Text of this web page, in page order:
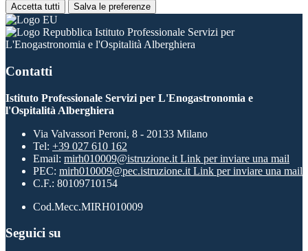
Accetta tutti Salva le preferenze
Istituto Professionale Servizi per
L'Enogastronomia e l'Ospitalità Alberghiera
Contatti
Istituto Professionale Servizi per L'Enogastronomia e
l'Ospitalità Alberghiera
Via Valvassori Peroni, 8 - 20133 Milano
Tel: +39 027 610 162
Email: mirh010009@istruzione.it Link per inviare una mail
PEC: mirh010009@pec.istruzione.it Link per inviare una mail
C.F.: 80109710154
Cod.Mecc.MIRH010009
Seguici su